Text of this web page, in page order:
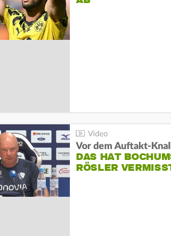
DAS HAT
RÖSLER